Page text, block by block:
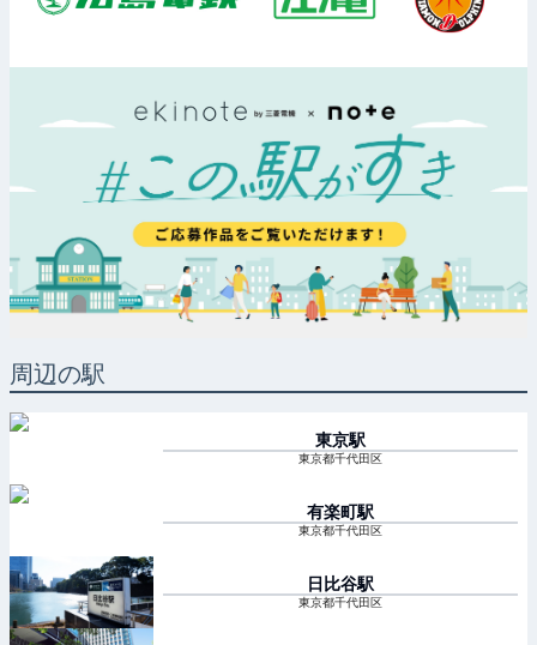
周辺の駅
東京駅
東京都千代田区
有楽町駅
東京都千代田区
日比谷駅
東京都千代田区